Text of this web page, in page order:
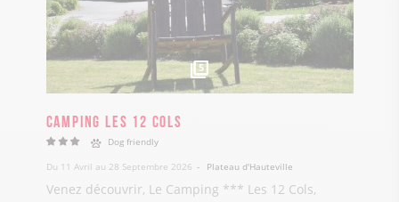
5
Camping Les 12 Cols
Dog friendly
Du 11 Avril au 28 Septembre 2026
Plateau d'Hauteville
Venez découvrir, Le Camping *** Les 12 Cols,